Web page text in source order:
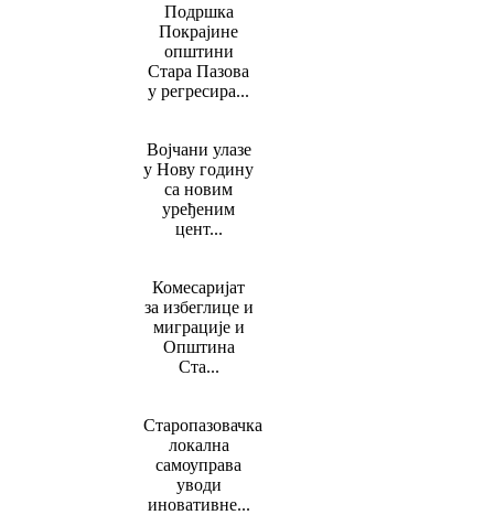
Подршка
Покрајине
општини
Стара Пазова
у регресира...
Војчани улазе
у Нову годину
са новим
уређеним
цент...
Комесаријат
за избеглице и
миграције и
Oпштина
Ста...
Старопазовачка
локална
самоуправа
уводи
иновативне...